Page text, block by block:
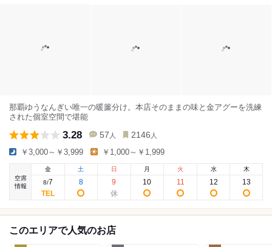
那覇ゆうなんぎい唯一の暖簾分け。本店そのままの味と金アグーを洗練
された個室空間で堪能
3.28 57 人 2146 人
￥3,000～￥3,999 ￥1,000～￥1,999
空席
情報
金
8/7
土
8
日
9
月
10
火
11
水
12
木
13
このエリアで人気のお店